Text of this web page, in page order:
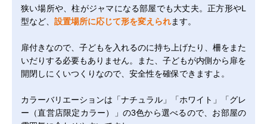
狭い場所や、柱がジャマになる部屋でも大丈夫。正方形やL
型など、 設置場所に応じて形を変えられます。
扉付きなので、子どもを入れるのに持ち上げたり、柵をまた
いだりする必要もありません。また、子どもが内側から扉を
開閉しにくいつくりなので、安全性を確保できますよ。
カラーバリエーションは「ナチュラル」「ホワイト」「グレ
ー（直営店限定カラー）」の3色から選べるので、お部屋の